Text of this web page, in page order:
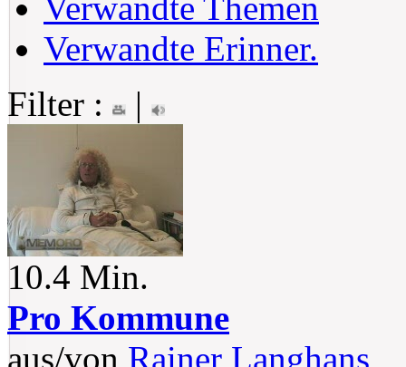
Verwandte Erinner.
Filter :
|
10.4 Min.
Pro Kommune
aus/von Rainer Langhans